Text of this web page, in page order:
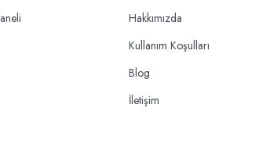
Hakkımızda
Kullanım Koşulları
Blog
İletişim